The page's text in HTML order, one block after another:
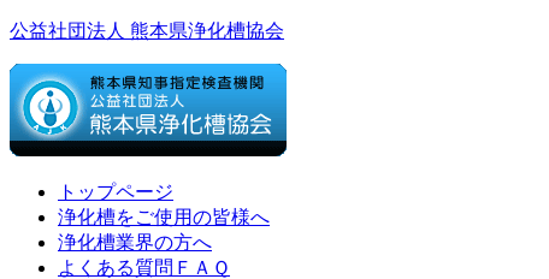
公益社団法人 熊本県浄化槽協会
トップページ
浄化槽をご使用の皆様へ
浄化槽業界の方へ
よくある質問ＦＡＱ